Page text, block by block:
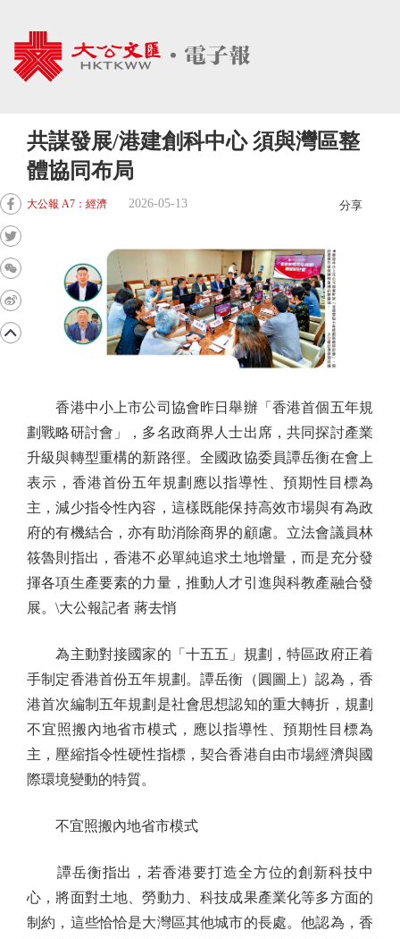
共謀發展/港建創科中心 須與灣區整
體協同布局
大公報 A7：經濟 2026-05-13 分享
香港中小上市公司協會昨日舉辦「香港首個五年規
劃戰略研討會」，多名政商界人士出席，共同探討產業
升級與轉型重構的新路徑。全國政協委員譚岳衡在會上
表示，香港首份五年規劃應以指導性、預期性目標為
主，減少指令性內容，這樣既能保持高效市場與有為政
府的有機結合，亦有助消除商界的顧慮。立法會議員林
筱魯則指出，香港不必單純追求土地增量，而是充分發
揮各項生產要素的力量，推動人才引進與科教產融合發
展。\大公報記者 蔣去悄
為主動對接國家的「十五五」規劃，特區政府正着
手制定香港首份五年規劃。譚岳衡（圓圖上）認為，香
港首次編制五年規劃是社會思想認知的重大轉折，規劃
不宜照搬內地省市模式，應以指導性、預期性目標為
主，壓縮指令性硬性指標，契合香港自由市場經濟與國
際環境變動的特質。
不宜照搬內地省市模式
譚岳衡指出，若香港要打造全方位的創新科技中
心，將面對土地、勞動力、科技成果產業化等多方面的
制約，這些恰恰是大灣區其他城市的長處。他認為，香